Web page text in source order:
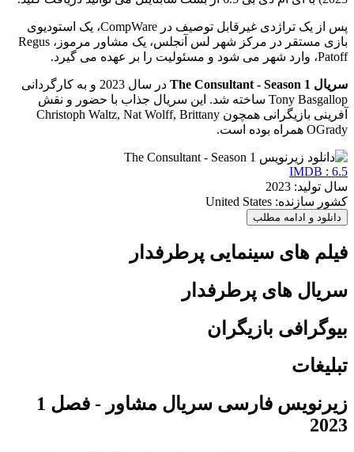
پس از یک تراژدی غیرقابل توصیف در CompWare، یک استودیوی
بازی مستقر در مرکز شهر لس آنجلس، یک مشاور مرموز، Regus
Patoff، وارد شهر می شود و مسئولیت را بر عهده می گیرد.
سریال The Consultant - Season 1
در سال 2023 و به کارگردانی
Tony Basgallop ساخته شد. این سریال جذاب با حضور و نقش
آفرینی بازیگرانی همچون Christoph Waltz, Nat Wolff, Brittany
OGrady همراه بوده است.
IMDB : 6.5
سال تولید: 2023
کشور سازنده: United States
دانلود و ادامه مطلب
فیلم های سینمایی پرطرفدار
سریال های پرطرفدار
بیوگرافی بازیگران
تبلیغات
زیرنویس فارسی سریال مشاور - فصل 1
2023